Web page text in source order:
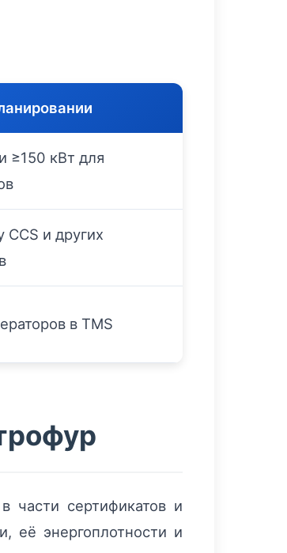
≥150 кВт для
и других
в TMS
части сертификатов и
её энергоплотности и